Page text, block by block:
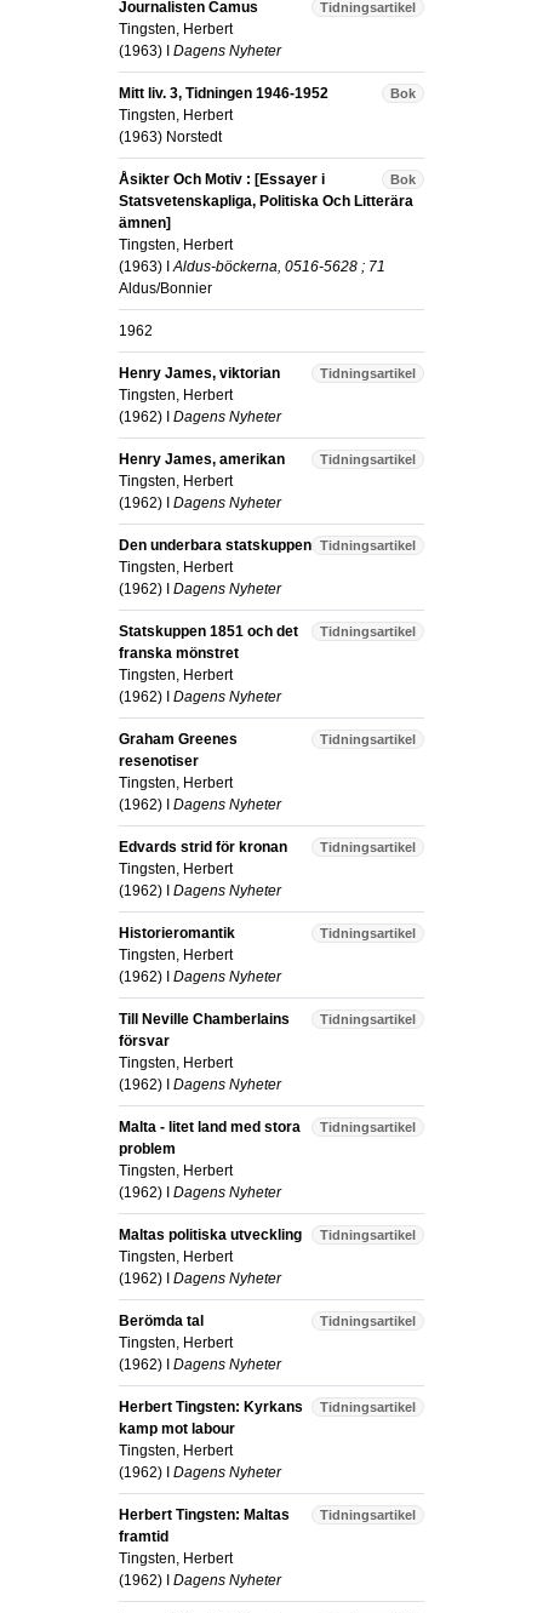
Tidningsartikel
Journalisten Camus
Tingsten, Herbert
(1963) I Dagens Nyheter
Bok
Mitt liv. 3, Tidningen 1946-1952
Tingsten, Herbert
(1963) Norstedt
Bok
Åsikter Och Motiv : [Essayer i
Statsvetenskapliga, Politiska Och Litterära
ämnen]
Tingsten, Herbert
(1963) IAldus-böckerna, 0516-5628 ; 71
Aldus/Bonnier
1962
Tidningsartikel
Henry James, viktorian
Tingsten, Herbert
(1962) I Dagens Nyheter
Tidningsartikel
Henry James, amerikan
Tingsten, Herbert
(1962) I Dagens Nyheter
Tidningsartikel
Den underbara statskuppen
Tingsten, Herbert
(1962) I Dagens Nyheter
Tidningsartikel
Statskuppen 1851 och det
franska mönstret
Tingsten, Herbert
(1962) I Dagens Nyheter
Tidningsartikel
Graham Greenes
resenotiser
Tingsten, Herbert
(1962) I Dagens Nyheter
Tidningsartikel
Edvards strid för kronan
Tingsten, Herbert
(1962) I Dagens Nyheter
Tidningsartikel
Historieromantik
Tingsten, Herbert
(1962) I Dagens Nyheter
Tidningsartikel
Till Neville Chamberlains
försvar
Tingsten, Herbert
(1962) I Dagens Nyheter
Tidningsartikel
Malta - litet land med stora
problem
Tingsten, Herbert
(1962) I Dagens Nyheter
Tidningsartikel
Maltas politiska utveckling
Tingsten, Herbert
(1962) I Dagens Nyheter
Tidningsartikel
Berömda tal
Tingsten, Herbert
(1962) I Dagens Nyheter
Tidningsartikel
Herbert Tingsten: Kyrkans
kamp mot labour
Tingsten, Herbert
(1962) I Dagens Nyheter
Tidningsartikel
Herbert Tingsten: Maltas
framtid
Tingsten, Herbert
(1962) I Dagens Nyheter